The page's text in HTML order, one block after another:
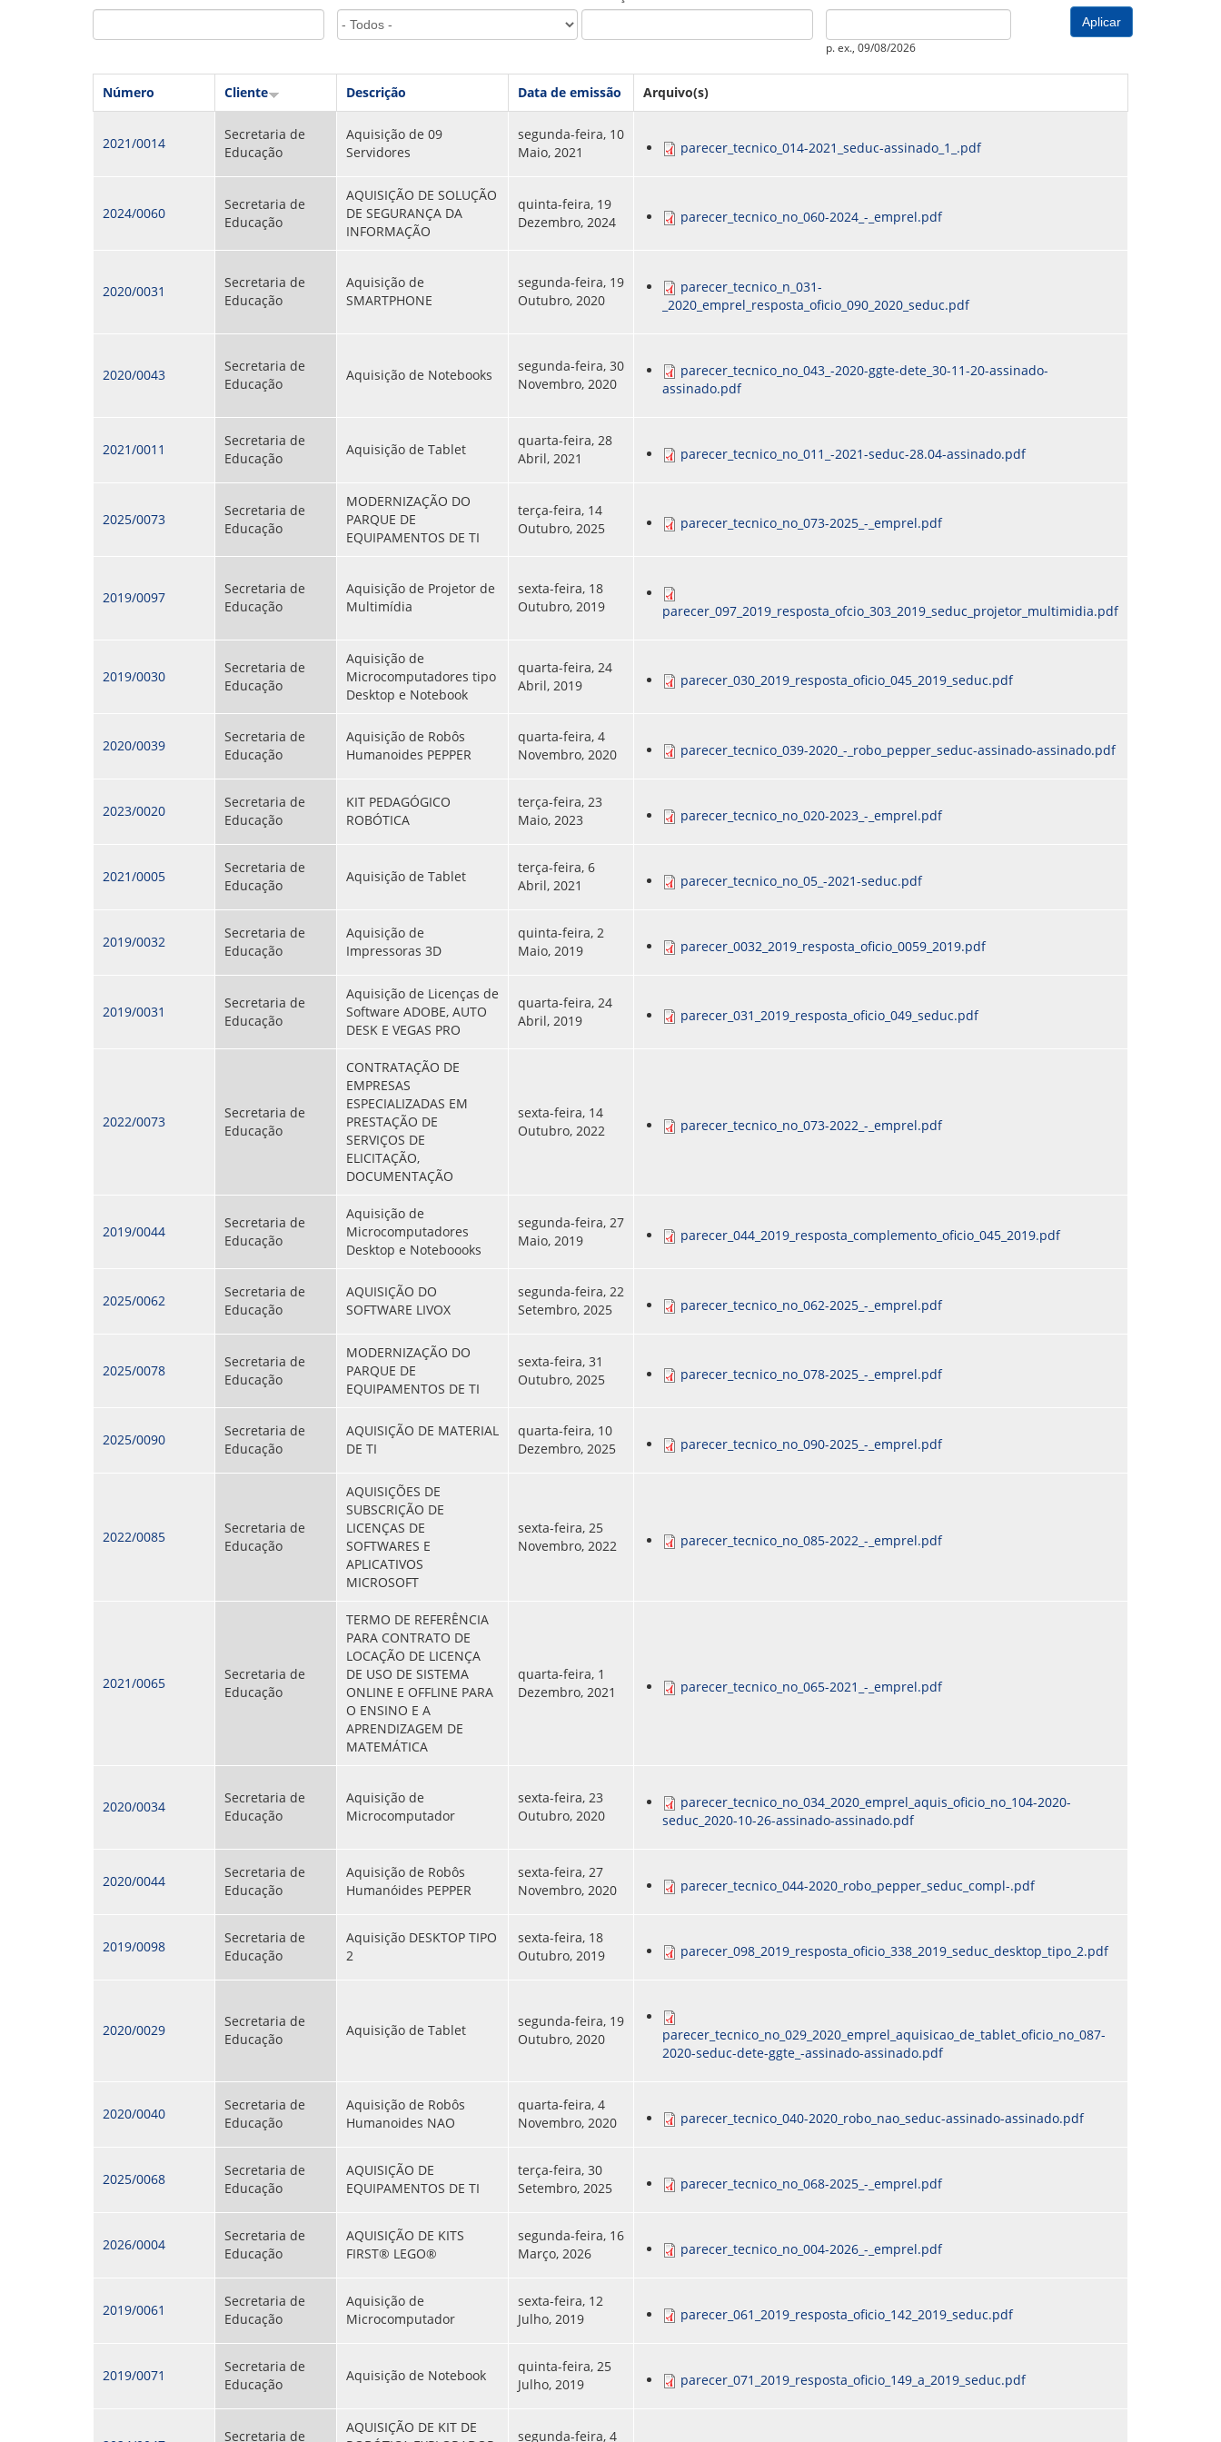
GOVERNANÇA
PPP - PERFIL PROFISSIOGRÁFICO PREVIDENCIÁRIO
PROGRAMA QUALIDADE DE VIDA
SAÚDE DO TRABALHADOR
MODELO
PARECERES TÉCNICOS EMITIDOS
PUBLICAÇÕES
PORTARIAS
RESOLUÇÕES
ATAS DO CONSADE
Date
p. ex., 09/08/2026
Número Cliente Descrição Data de emissão Arquivo(s)
2021/0014
Secretaria de
Educação
Aquisição de 09
Servidores
segunda-feira, 10
Maio, 2021
parecer_tecnico_014-2021_seduc-assinado_1_.pdf
2024/0060
Secretaria de
Educação
AQUISIÇÃO DE SOLUÇÃO
DE SEGURANÇA DA
INFORMAÇÃO
quinta-feira, 19
Dezembro, 2024
parecer_tecnico_no_060-2024_-_emprel.pdf
2020/0031
Secretaria de
Educação
Aquisição de
SMARTPHONE
segunda-feira, 19
Outubro, 2020
parecer_tecnico_n_031-
_2020_emprel_resposta_oficio_090_2020_seduc.pdf
2020/0043
Secretaria de
Educação
Aquisição de Notebooks
segunda-feira, 30
Novembro, 2020
parecer_tecnico_no_043_-2020-ggte-dete_30-11-20-assinado-
assinado.pdf
2021/0011
Secretaria de
Educação
Aquisição de Tablet
quarta-feira, 28
Abril, 2021
parecer_tecnico_no_011_-2021-seduc-28.04-assinado.pdf
2025/0073
Secretaria de
Educação
MODERNIZAÇÃO DO
PARQUE DE
EQUIPAMENTOS DE TI
terça-feira, 14
Outubro, 2025
parecer_tecnico_no_073-2025_-_emprel.pdf
2019/0097
Secretaria de
Educação
Aquisição de Projetor de
Multimídia
sexta-feira, 18
Outubro, 2019
parecer_097_2019_resposta_ofcio_303_2019_seduc_projetor_multimidia.pdf
2019/0030
Secretaria de
Educação
Aquisição de
Microcomputadores tipo
Desktop e Notebook
quarta-feira, 24
Abril, 2019
parecer_030_2019_resposta_oficio_045_2019_seduc.pdf
2020/0039
Secretaria de
Educação
Aquisição de Robôs
Humanoides PEPPER
quarta-feira, 4
Novembro, 2020
parecer_tecnico_039-2020_-_robo_pepper_seduc-assinado-assinado.pdf
2023/0020
Secretaria de
Educação
KIT PEDAGÓGICO
ROBÓTICA
terça-feira, 23
Maio, 2023
parecer_tecnico_no_020-2023_-_emprel.pdf
2021/0005
Secretaria de
Educação
Aquisição de Tablet
terça-feira, 6
Abril, 2021
parecer_tecnico_no_05_-2021-seduc.pdf
2019/0032
Secretaria de
Educação
Aquisição de
Impressoras 3D
quinta-feira, 2
Maio, 2019
parecer_0032_2019_resposta_oficio_0059_2019.pdf
2019/0031
Secretaria de
Educação
Aquisição de Licenças de
Software ADOBE, AUTO
DESK E VEGAS PRO
quarta-feira, 24
Abril, 2019
parecer_031_2019_resposta_oficio_049_seduc.pdf
2022/0073
Secretaria de
Educação
CONTRATAÇÃO DE
EMPRESAS
ESPECIALIZADAS EM
PRESTAÇÃO DE
SERVIÇOS DE
ELICITAÇÃO,
DOCUMENTAÇÃO
sexta-feira, 14
Outubro, 2022
parecer_tecnico_no_073-2022_-_emprel.pdf
2019/0044
Secretaria de
Educação
Aquisição de
Microcomputadores
Desktop e Noteboooks
segunda-feira, 27
Maio, 2019
parecer_044_2019_resposta_complemento_oficio_045_2019.pdf
2025/0062
Secretaria de
Educação
AQUISIÇÃO DO
SOFTWARE LIVOX
segunda-feira, 22
Setembro, 2025
parecer_tecnico_no_062-2025_-_emprel.pdf
2025/0078
Secretaria de
Educação
MODERNIZAÇÃO DO
PARQUE DE
EQUIPAMENTOS DE TI
sexta-feira, 31
Outubro, 2025
parecer_tecnico_no_078-2025_-_emprel.pdf
2025/0090
Secretaria de
Educação
AQUISIÇÃO DE MATERIAL
DE TI
quarta-feira, 10
Dezembro, 2025
parecer_tecnico_no_090-2025_-_emprel.pdf
2022/0085
Secretaria de
Educação
AQUISIÇÕES DE
SUBSCRIÇÃO DE
LICENÇAS DE
SOFTWARES E
APLICATIVOS
MICROSOFT
sexta-feira, 25
Novembro, 2022
parecer_tecnico_no_085-2022_-_emprel.pdf
2021/0065
Secretaria de
Educação
TERMO DE REFERÊNCIA
PARA CONTRATO DE
LOCAÇÃO DE LICENÇA
DE USO DE SISTEMA
ONLINE E OFFLINE PARA
O ENSINO E A
APRENDIZAGEM DE
MATEMÁTICA
quarta-feira, 1
Dezembro, 2021
parecer_tecnico_no_065-2021_-_emprel.pdf
2020/0034
Secretaria de
Educação
Aquisição de
Microcomputador
sexta-feira, 23
Outubro, 2020
parecer_tecnico_no_034_2020_emprel_aquis_oficio_no_104-2020-
seduc_2020-10-26-assinado-assinado.pdf
2020/0044
Secretaria de
Educação
Aquisição de Robôs
Humanóides PEPPER
sexta-feira, 27
Novembro, 2020
parecer_tecnico_044-2020_robo_pepper_seduc_compl-.pdf
2019/0098
Secretaria de
Educação
Aquisição DESKTOP TIPO
2
sexta-feira, 18
Outubro, 2019
parecer_098_2019_resposta_oficio_338_2019_seduc_desktop_tipo_2.pdf
2020/0029
Secretaria de
Educação
Aquisição de Tablet
segunda-feira, 19
Outubro, 2020
parecer_tecnico_no_029_2020_emprel_aquisicao_de_tablet_oficio_no_087-
2020-seduc-dete-ggte_-assinado-assinado.pdf
2020/0040
Secretaria de
Educação
Aquisição de Robôs
Humanoides NAO
quarta-feira, 4
Novembro, 2020
parecer_tecnico_040-2020_robo_nao_seduc-assinado-assinado.pdf
2025/0068
Secretaria de
Educação
AQUISIÇÃO DE
EQUIPAMENTOS DE TI
terça-feira, 30
Setembro, 2025
parecer_tecnico_no_068-2025_-_emprel.pdf
2026/0004
Secretaria de
Educação
AQUISIÇÃO DE KITS
FIRST® LEGO®
segunda-feira, 16
Março, 2026
parecer_tecnico_no_004-2026_-_emprel.pdf
2019/0061
Secretaria de
Educação
Aquisição de
Microcomputador
sexta-feira, 12
Julho, 2019
parecer_061_2019_resposta_oficio_142_2019_seduc.pdf
2019/0071
Secretaria de
Educação
Aquisição de Notebook
quinta-feira, 25
Julho, 2019
parecer_071_2019_resposta_oficio_149_a_2019_seduc.pdf
Secretaria de
AQUISIÇÃO DE KIT DE
segunda-feira, 4